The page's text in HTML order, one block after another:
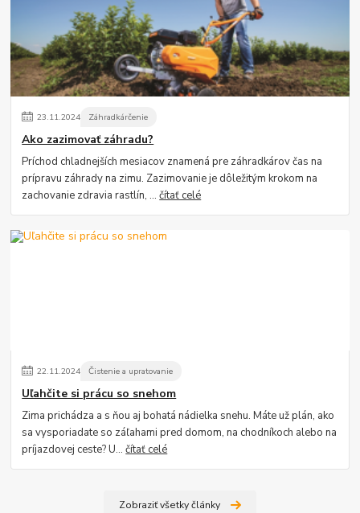
23.11.2024 Záhradkárčenie
Ako zazimovať záhradu?
Príchod chladnejších mesiacov znamená pre záhradkárov čas na
prípravu záhrady na zimu. Zazimovanie je dôležitým krokom na
zachovanie zdravia rastlín, ...čítať celé
22.11.2024 Čistenie a upratovanie
Uľahčite si prácu so snehom
Zima prichádza a s ňou aj bohatá nádielka snehu. Máte už plán, ako
sa vysporiadate so záľahami pred domom, na chodníkoch alebo na
príjazdovej ceste? U...čítať celé
Zobraziť všetky články